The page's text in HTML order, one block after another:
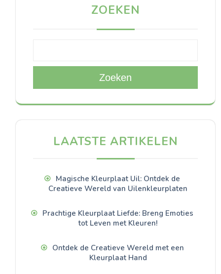
ZOEKEN
Zoeken
LAATSTE ARTIKELEN
Magische Kleurplaat Uil: Ontdek de
Creatieve Wereld van Uilenkleurplaten
Prachtige Kleurplaat Liefde: Breng Emoties
tot Leven met Kleuren!
Ontdek de Creatieve Wereld met een
Kleurplaat Hand